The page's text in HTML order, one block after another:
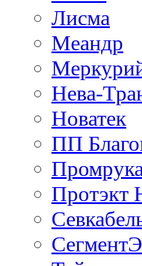
Лисма
Меандр
Нева-
Новатек
ПП